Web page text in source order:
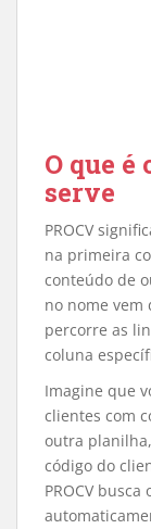
O que é
serve
PROCV
na primeira
conteúdo de
no nome vem
percorre as
coluna
Imagine que
clientes com
outra
código do
PROCV